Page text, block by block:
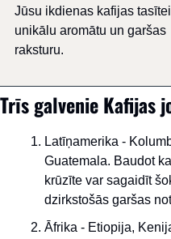
Jūsu ikdienas kafijas tasītei
unikālu aromātu un garšas
raksturu.
Trīs galvenie Kafijas
Latīņamerika -
Guatemala. Baudot
krūzīte var sagaidīt
dzirkstošās garšas
Āfrika - Etiopija,